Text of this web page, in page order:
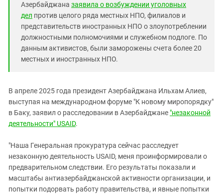
Азербайджана заявила о возбуждении уголовных
дел против целого ряда местных НПО, филиалов и
представительств иностранных НПО о злоупотреблении
должностными полномочиями и служебном подлоге. По
данным активистов, были заморожены счета более 20
местных и иностранных НПО.
В апреле 2025 года президент Азербайджана Ильхам Алиев,
выступая на международном форуме "К новому миропорядку"
в Баку, заявил о расследовании в Азербайджане "незаконной
деятельности" USAID.
"Наша Генеральная прокуратура сейчас расследует
незаконную деятельность USAID, меня проинформировали о
предварительном следствии. Его результаты показали и
масштабы антиазербайджанской активности организации, и
попытки подорвать работу правительства, и явные попытки